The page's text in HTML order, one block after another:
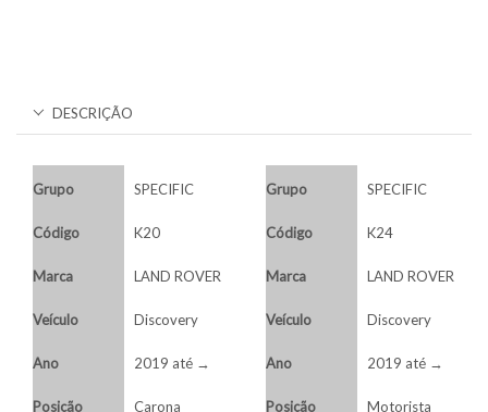
DESCRIÇÃO
Grupo SPECIFIC
Código K20
Marca LAND ROVER
Veículo Discovery
Ano 2019 até →
Posição Carona
Grupo SPECIFIC
Código K24
Marca LAND ROVER
Veículo Discovery
Ano 2019 até →
Posição Motorista